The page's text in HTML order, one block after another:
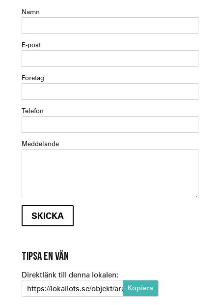
Namn
E-post
Företag
Telefon
Meddelande
TIPSA EN VÄN
Direktlänk till denna lokalen:
https://lokallots.se/objekt/arendal-arc